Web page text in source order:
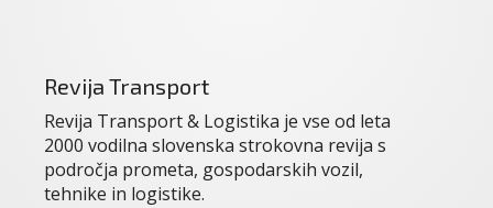
Revija Transport
Revija Transport & Logistika je vse od leta
2000 vodilna slovenska strokovna revija s
področja prometa, gospodarskih vozil,
tehnike in logistike.